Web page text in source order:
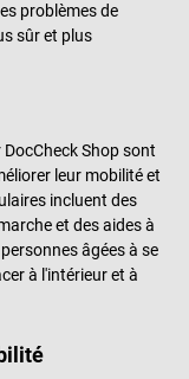
problèmes de
sûr et plus
Shop sont
leur mobilité et
incluent des
et des aides à
âgées à se
à l'intérieur et à